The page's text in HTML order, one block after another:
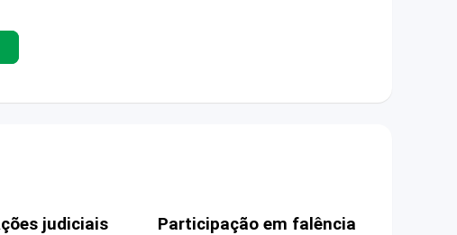
judiciais Participação em falência